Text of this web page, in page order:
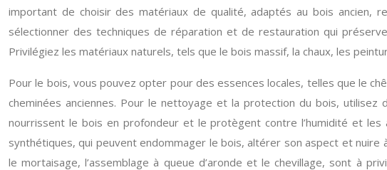
important de choisir des matériaux de qualité, adaptés au bois ancien,
sélectionner des techniques de réparation et de restauration qui
Privilégiez les matériaux naturels, tels que le bois massif, la chaux, les
Pour le bois, vous pouvez opter pour des essences locales, telles que le
cheminées anciennes. Pour le nettoyage et la protection du bois, utilisez
nourrissent le bois en profondeur et le protègent contre l’humidité et
synthétiques, qui peuvent endommager le bois, altérer son aspect et nuire
le mortaisage, l’assemblage à queue d’aronde et le chevillage, sont à